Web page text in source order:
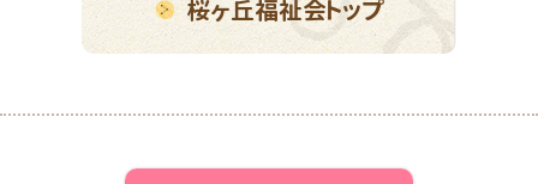
桜ヶ丘福祉会トップ